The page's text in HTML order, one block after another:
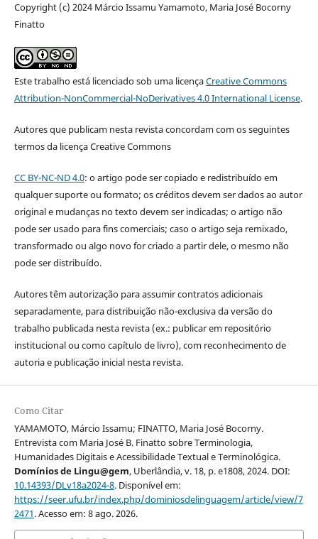
Copyright (c) 2024 Márcio Issamu Yamamoto, Maria José Bocorny
Finatto
Este trabalho está licenciado sob uma licençaCreative Commons
Attribution-NonCommercial-NoDerivatives 4.0 International License.
Autores que publicam nesta revista concordam com os seguintes
termos da licença Creative Commons
CC BY-NC-ND 4.0: o artigo pode ser copiado e redistribuído em
qualquer suporte ou formato; os créditos devem ser dados ao autor
original e mudanças no texto devem ser indicadas; o artigo não
pode ser usado para fins comerciais; caso o artigo seja remixado,
transformado ou algo novo for criado a partir dele, o mesmo não
pode ser distribuído.
Autores têm autorização para assumir contratos adicionais
separadamente, para distribuição não-exclusiva da versão do
trabalho publicada nesta revista (ex.: publicar em repositório
institucional ou como capítulo de livro), com reconhecimento de
autoria e publicação inicial nesta revista.
Como Citar
YAMAMOTO, Márcio Issamu; FINATTO, Maria José Bocorny.
Entrevista com Maria José B. Finatto sobre Terminologia,
Humanidades Digitais e Acessibilidade Textual e Terminológica.
Domínios de Lingu@gem, Uberlândia, v. 18, p. e1808, 2024. DOI:
10.14393/DLv18a2024-8. Disponível em:
https://seer.ufu.br/index.php/dominiosdelinguagem/article/view/7
2471. Acesso em: 8 ago. 2026.